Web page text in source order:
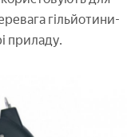
гільйотини-
приладу.